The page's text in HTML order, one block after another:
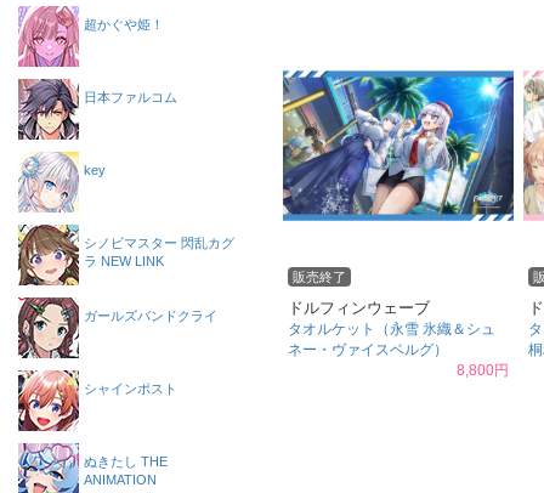
販売終了
ドルフィンウェーブ
タオルケット（永雪 氷織＆シュ
ネー・ヴァイスベルグ）
8,800円
超かぐや姫！
日本ファルコム
key
シノビマスター 閃乱カグ
ラ NEW LINK
ガールズバンドクライ
シャインポスト
ぬきたし THE
ANIMATION